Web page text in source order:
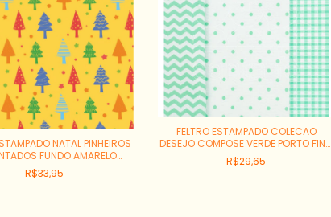
NATAL PINHEIROS
FUNDO AMARELO
140CM REF:00522
R$33,95
FELTRO ESTAMPADO COLECAO
DESEJO COMPOSE VERDE PORTO FINO
140CM REF:A60221
R$29,65